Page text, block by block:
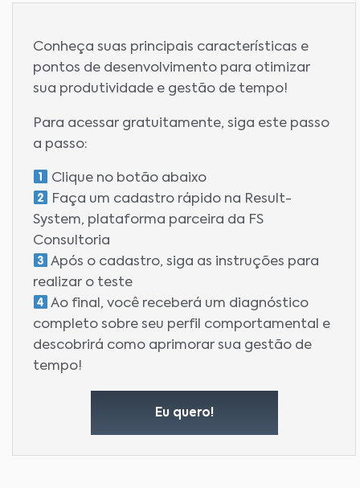
Conheça suas principais características e
pontos de desenvolvimento para otimizar
sua produtividade e gestão de tempo!
Para acessar gratuitamente, siga este passo
a passo:
Clique no botão abaixo
Faça um cadastro rápido na Result-
System, plataforma parceira da FS
Consultoria
Após o cadastro, siga as instruções para
realizar o teste
Ao final, você receberá um diagnóstico
completo sobre seu perfil comportamental e
descobrirá como aprimorar sua gestão de
tempo!
Eu quero!